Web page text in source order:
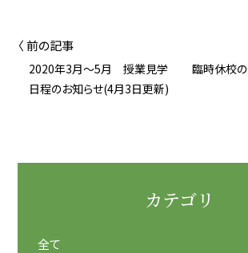
〈 前の記事
2020年3月～5月 授業見学
日程のお知らせ(4月3日更新)
臨時休校の
カテゴリ
全て